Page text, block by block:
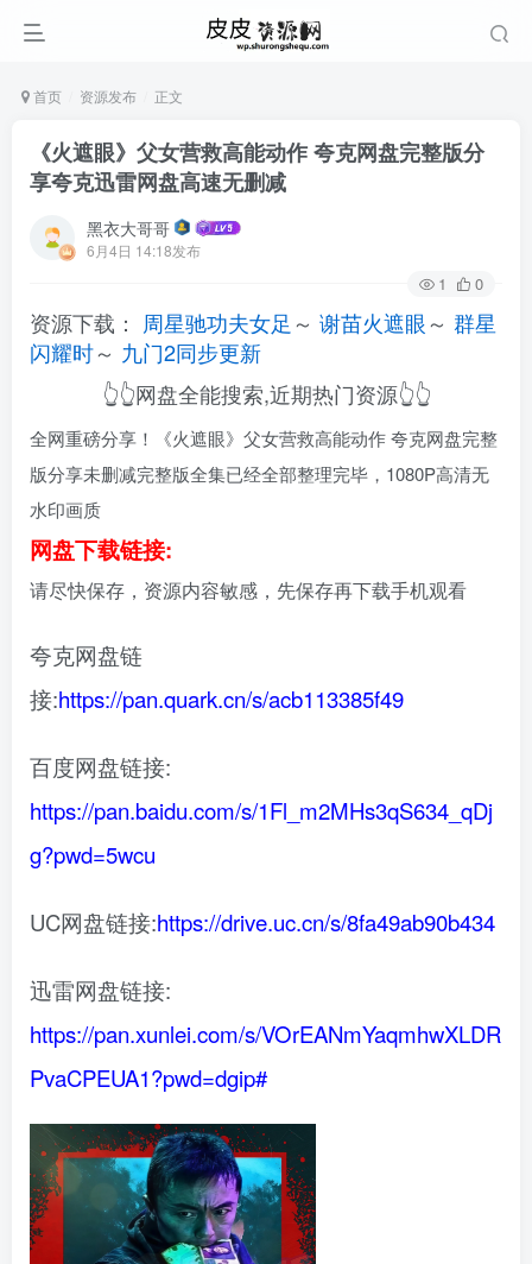
首页 资源发布 正文
《火遮眼》父女营救高能动作 夸克网盘完整版分
享夸克迅雷网盘高速无删减
黑衣大哥哥
6月4日 14:18发布
1 0
资源下载： 周星驰功夫女足 ～ 谢苗火遮眼～ 群星
闪耀时～ 九门2同步更新
👆👆网盘全能搜索,近期热门资源👆👆
全网重磅分享！《火遮眼》父女营救高能动作 夸克网盘完整
版分享未删减完整版全集已经全部整理完毕，1080P高清无
水印画质
网盘下载链接:
请尽快保存，资源内容敏感，先保存再下载手机观看
夸克网盘链
接:https://pan.quark.cn/s/acb113385f49
百度网盘链接:
https://pan.baidu.com/s/1Fl_m2MHs3qS634_qDj
g?pwd=5wcu
UC网盘链接:https://drive.uc.cn/s/8fa49ab90b434
迅雷网盘链接:
https://pan.xunlei.com/s/VOrEANmYaqmhwXLDR
PvaCPEUA1?pwd=dgip#